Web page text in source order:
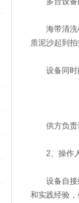
海带清洗机
质泥沙起到
设备同时配
供方负责设
2、操作
设备自接线
和实践经验